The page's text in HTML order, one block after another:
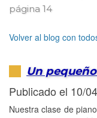
página 14
Volver al blog con
Un
Publicado el 10/
Nuestra clase de